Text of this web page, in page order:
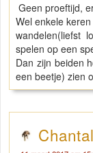
Geen proeftijd,
Wel enkele
wandelen(liefst
spelen op een
Dan zijn beiden
een beetje) zien
Chantal